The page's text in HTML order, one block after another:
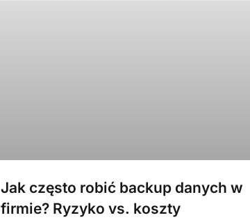
Jak często robić backup danych w
firmie? Ryzyko vs. koszty